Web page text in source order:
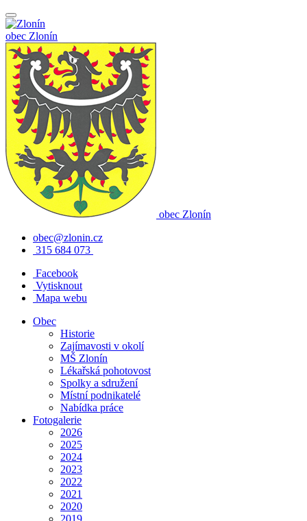
obec Zlonín
obec Zlonín
obec@zlonin.cz
315 684 073
Facebook
Vytisknout
Mapa webu
Obec
Historie
Zajímavosti v okolí
MŠ Zlonín
Lékařská pohotovost
Spolky a sdružení
Místní podnikatelé
Nabídka práce
Fotogalerie
2026
2025
2024
2023
2022
2021
2020
2019